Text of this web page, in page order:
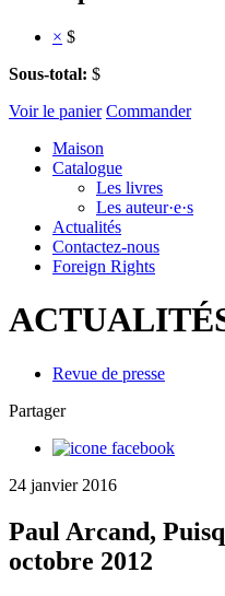
× $
Sous-total: $
Voir le panier Commander
Maison
Catalogue
Les livres
Les auteur·e·s
Actualités
Contactez-nous
Foreign Rights
Revue de presse
Partager
24 janvier 2016
Paul Arcand,
octobre 2012